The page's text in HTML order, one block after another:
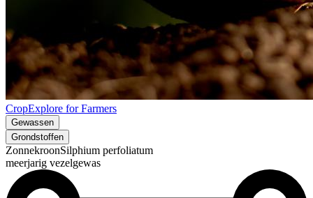
CropExplore for Farmers
Gewassen
Grondstoffen
ZonnekroonSilphium perfoliatum
meerjarig vezelgewas